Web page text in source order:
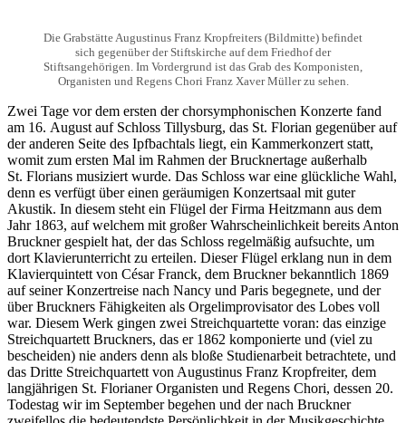
Die Grabstätte Augustinus Franz Kropfreiters (Bildmitte) befindet
sich gegenüber der Stiftskirche auf dem Friedhof der
Stiftsangehörigen. Im Vordergrund ist das Grab des Komponisten,
Organisten und Regens Chori Franz Xaver Müller zu sehen.
Zwei Tage vor dem ersten der chorsymphonischen Konzerte fand
am 16. August auf Schloss Tillysburg, das St. Florian gegenüber auf
der anderen Seite des Ipfbachtals liegt, ein Kammerkonzert statt,
womit zum ersten Mal im Rahmen der Brucknertage außerhalb
St. Florians musiziert wurde. Das Schloss war eine glückliche Wahl,
denn es verfügt über einen geräumigen Konzertsaal mit guter
Akustik. In diesem steht ein Flügel der Firma Heitzmann aus dem
Jahr 1863, auf welchem mit großer Wahrscheinlichkeit bereits Anton
Bruckner gespielt hat, der das Schloss regelmäßig aufsuchte, um
dort Klavierunterricht zu erteilen. Dieser Flügel erklang nun in dem
Klavierquintett von César Franck, dem Bruckner bekanntlich 1869
auf seiner Konzertreise nach Nancy und Paris begegnete, und der
über Bruckners Fähigkeiten als Orgelimprovisator des Lobes voll
war. Diesem Werk gingen zwei Streichquartette voran: das einzige
Streichquartett Bruckners, das er 1862 komponierte und (viel zu
bescheiden) nie anders denn als bloße Studienarbeit betrachtete, und
das Dritte Streichquartett von Augustinus Franz Kropfreiter, dem
langjährigen St. Florianer Organisten und Regens Chori, dessen 20.
Todestag wir im September begehen und der nach Bruckner